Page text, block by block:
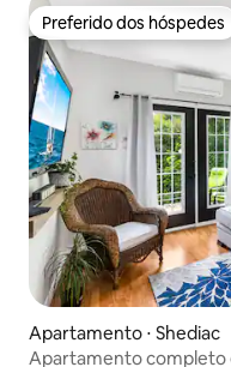
Preferido dos hóspedes
Preferido dos hóspedes
Apartamento ⋅ Shediac
Apartamento completo